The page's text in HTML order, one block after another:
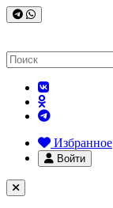
Избранное
Войти